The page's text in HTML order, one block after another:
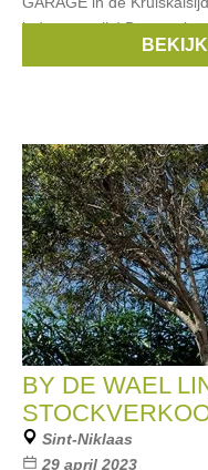
ieder wat wils! Dames,
Esprit,
BY DE WAEL
Sint-Niklaas
29 april 2023